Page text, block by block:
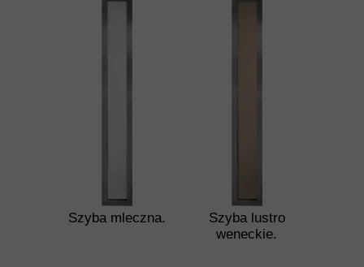
Szyba lustro
weneckie.
Szyba mleczna.